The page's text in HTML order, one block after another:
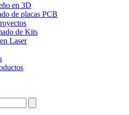
en 3D
de placas PCB
de Kits
Laser